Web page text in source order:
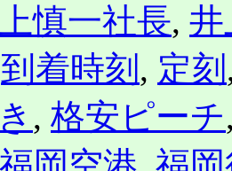
慎一社長, 井
到着時刻 , 定刻
, 格安ピーチ